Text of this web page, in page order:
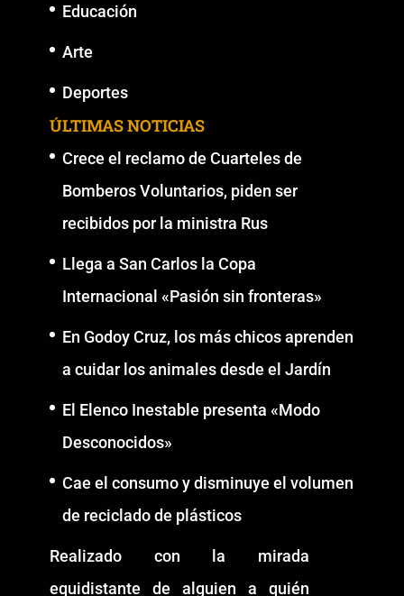
Educación
Arte
Deportes
ÚLTIMAS NOTICIAS
Crece el reclamo de Cuarteles de
Bomberos Voluntarios, piden ser
recibidos por la ministra Rus
Llega a San Carlos la Copa
Internacional «Pasión sin fronteras»
En Godoy Cruz, los más chicos aprenden
a cuidar los animales desde el Jardín
El Elenco Inestable presenta «Modo
Desconocidos»
Cae el consumo y disminuye el volumen
de reciclado de plásticos
Realizado con la mirada
equidistante de alguien a quién